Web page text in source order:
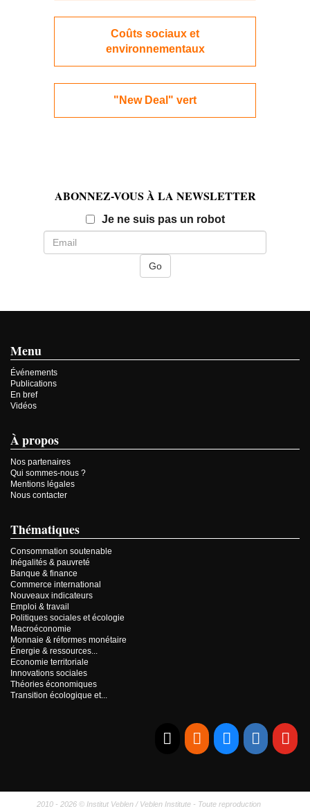
Coûts sociaux et
environnementaux
"New Deal" vert
ABONNEZ-VOUS À LA NEWSLETTER
Je ne suis pas un robotEmail
Menu
Événements
Publications
En bref
Vidéos
À propos
Nos partenaires
Qui sommes-nous ?
Mentions légales
Nous contacter
Thématiques
Consommation soutenable
Inégalités & pauvreté
Banque & finance
Commerce international
Nouveaux indicateurs
Emploi & travail
Politiques sociales et écologie
Macroéconomie
Monnaie & réformes monétaire
Énergie & ressources...
Economie territoriale
Innovations sociales
Théories économiques
Transition écologique et...
2010 - 2026 © Institut Veblen / Veblen Institute - Toute reproduction